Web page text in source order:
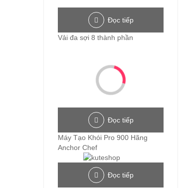
Đọc tiếp
Vải đa sợi 8 thành phần
Đọc tiếp
Máy Tạo Khói Pro 900 Hãng
Anchor Chef
Đọc tiếp